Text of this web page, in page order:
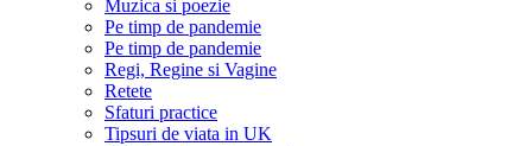
Muzica si poezie
Pe timp de pandemie
Pe timp de pandemie
Regi, Regine si Vagine
Retete
Sfaturi practice
Tipsuri de viata in UK